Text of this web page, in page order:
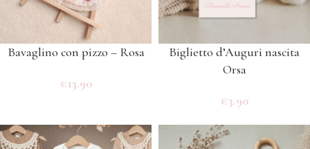
Bavaglino con pizzo – Rosa
€13.90
Biglietto d’Auguri nascita
Orsa
€3.90